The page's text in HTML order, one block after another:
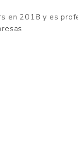
en 2018 y es